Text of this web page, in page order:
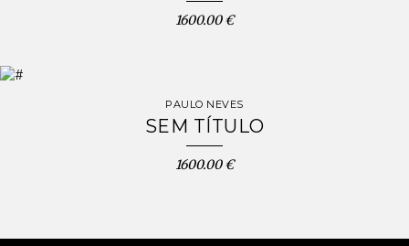
1600.00 €
PAULO NEVES
SEM TÍTULO
1600.00 €